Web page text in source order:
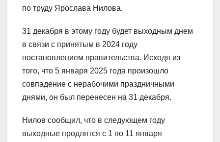
по труду Ярослава Нилова.
31 декабря в этому году будет выходным днем
в связи с принятым в 2024 году
постановлением правительства. Исходя из
того, что 5 января 2025 года произошло
совпадение с нерабочими праздничными
днями, он был перенесен на 31 декабря.
Нилов сообщил, что в следующем году
выходные продлятся с 1 по 11 января